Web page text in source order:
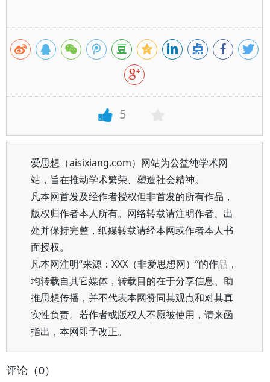
5
爱思想（aisixiang.com）网站为公益纯学术网
站，旨在推动学术繁荣、塑造社会精神。
凡本网首发及经作者授权但非首发的所有作品，
版权归作者本人所有。网络转载请注明作者、出
处并保持完整，纸媒转载请经本网或作者本人书
面授权。
凡本网注明“来源：XXX（非爱思想网）”的作品，
均转载自其它媒体，转载目的在于分享信息、助
推思想传播，并不代表本网赞同其观点和对其真
实性负责。若作者或版权人不愿被使用，请来函
指出，本网即予改正。
评论（0）